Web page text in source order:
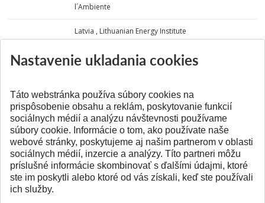
l´Ambiente
Latvia , Lithuanian Energy Institute
Spain , Instituto Superior Tecnico
STU:
Označenie
projektu:
GIRT - CT -2001/05032
Anglický názov: Thematic network in manufacturing technologies
Slovenský názov:
Nastavenie ukladania cookies
Táto webstránka používa súbory cookies na
prispôsobenie obsahu a reklám, poskytovanie funkcií
sociálnych médií a analýzu návštevnosti používame
súbory cookie. Informácie o tom, ako používate naše
webové stránky, poskytujeme aj našim partnerom v oblasti
sociálnych médií, inzercie a analýzy. Títo partneri môžu
príslušné informácie skombinovať s ďalšími údajmi, ktoré
ste im poskytli alebo ktoré od vás získali, keď ste používali
ich služby.